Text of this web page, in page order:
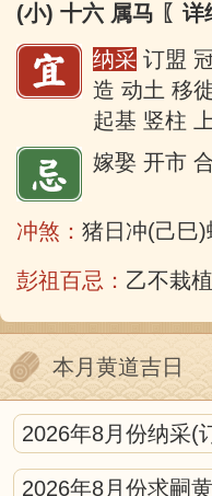
(小) 十六 属马 〖详
纳采 订盟
造 动土 移
起基 竖柱
嫁娶 开市
冲煞： 猪日冲(己巳
彭祖百忌： 乙不栽
本月黄道吉日
2026年8月份纳采(
2026年8月份求嗣